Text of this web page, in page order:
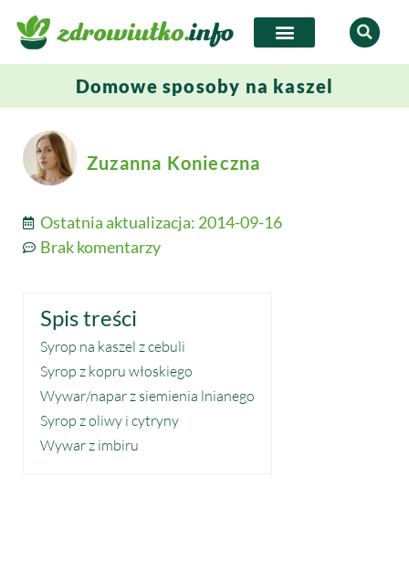
Domowe sposoby na kaszel
Zuzanna Konieczna
Ostatnia aktualizacja: 2014-09-16
Brak komentarzy
Spis treści
Syrop na kaszel z cebuli
Syrop z kopru włoskiego
Wywar/napar z siemienia lnianego
Syrop z oliwy i cytryny
Wywar z imbiru